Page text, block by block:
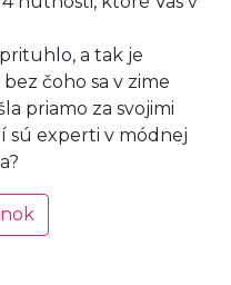
a tak je
čoho sa v zime
priamo za svojimi
sú experti v módnej